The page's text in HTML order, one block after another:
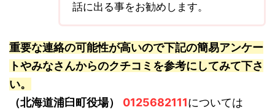
話に出る事をお勧めします。
重要な連絡の可能性が高いので下記の簡易アンケー
トやみなさんからのクチコミを参考にしてみて下さ
い。
（北海道浦臼町役場）
0125682111については